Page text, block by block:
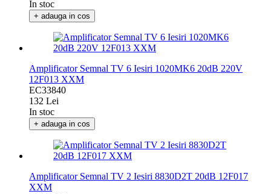
155 Lei
In stoc
Amplificator Semnal TV 6 Iesiri 1020MK6 20dB 220V
12F013 XXM
EC33840
132 Lei
In stoc
Amplificator Semnal TV 2 Iesiri 8830D2T 20dB 12F017